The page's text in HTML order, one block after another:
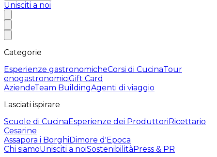
Unisciti a noi
Categorie
Esperienze gastronomicheCorsi di CucinaTour
enogastronomiciGift Card
AziendeTeam BuildingAgenti di viaggio
Lasciati ispirare
Scuole di CucinaEsperienze dei ProduttoriRicettario
Cesarine
Assapora i BorghiDimore d'Epoca
Chi siamoUnisciti a noiSostenibilitàPress & PR